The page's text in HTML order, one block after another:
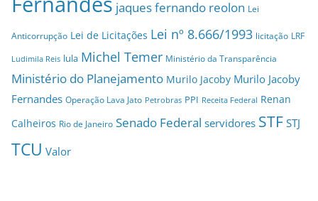
jaques fernando reolon Lei
Anticorrupção Lei de Licitações Lei nº 8.666/1993 licitação LRF
Ludimila Reis lula Michel Temer Ministério da Transparência
Ministério do Planejamento Murilo Jacoby Murilo Jacoby
Fernandes Operação Lava Jato Petrobras PPI Receita Federal Renan
Calheiros Rio de Janeiro Senado Federal servidores STF STJ
TCU Valor